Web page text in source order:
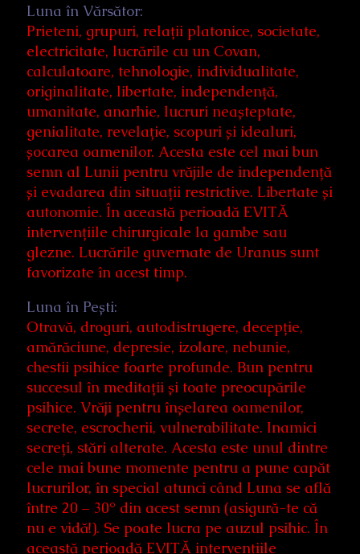
Luna în Vărsător:
Prieteni, grupuri, relații platonice, societate,
electricitate, lucrările cu un Covan,
calculatoare, tehnologie, individualitate,
originalitate, libertate, independență,
umanitate, anarhie, lucruri neașteptate,
genialitate, revelație, scopuri și idealuri,
șocarea oamenilor. Acesta este cel mai bun
semn al Lunii pentru vrăjile de independență
și evadarea din situații restrictive. Libertate și
autonomie. În această perioadă EVITĂ
intervențiile chirurgicale la gambe sau
glezne. Lucrările guvernate de Uranus sunt
favorizate în acest timp.
Luna în Pești:
Otravă, droguri, autodistrugere, decepție,
amărăciune, depresie, izolare, nebunie,
chestii psihice foarte profunde. Bun pentru
succesul în meditații și toate preocupările
psihice. Vrăji pentru înșelarea oamenilor,
secrete, escrocherii, vulnerabilitate. Inamici
secreți, stări alterate. Acesta este unul dintre
cele mai bune momente pentru a pune capăt
lucrurilor, în special atunci când Luna se află
între 20 – 30° din acest semn (asigură-te că
nu e vidă!). Se poate lucra pe auzul psihic. În
această perioadă EVITĂ intervențiile